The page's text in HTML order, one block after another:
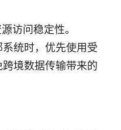
访问稳定性。
统时，优先使用受
境数据传输带来的